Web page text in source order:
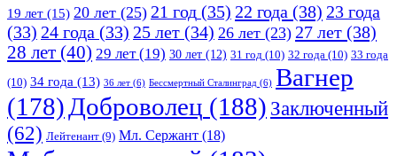
19 лет (15) 20 лет (25) 21 год (35) 22 года (38) 23 года
(33) 24 года (33) 25 лет (34) 26 лет (23) 27 лет (38)
28 лет (40) 29 лет(19) 30 лет (12) 31 год (10) 32 года (10) 33 года
(10) 34 года (13) 36 лет (6) Бессмертный Сталинград (6) Вагнер
(178) Доброволец (188) Заключенный
(62) Лейтенант (9) Мл. Сержант (18)